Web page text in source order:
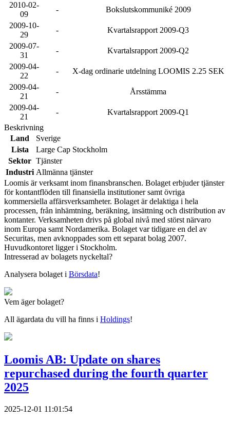
2010-02-
09
-
Bokslutskommuniké 2009
2009-10-
29
-
Kvartalsrapport 2009-Q3
2009-07-
31
-
Kvartalsrapport 2009-Q2
2009-04-
22
-
X-dag ordinarie utdelning LOOMIS 2.25 SEK
2009-04-
21
-
Årsstämma
2009-04-
21
-
Kvartalsrapport 2009-Q1
Beskrivning
Land
Sverige
Lista
Large Cap Stockholm
Sektor Tjänster
Industri Allmänna tjänster
Loomis är verksamt inom finansbranschen. Bolaget erbjuder tjänster
för kontantflöden till finansiella institutioner samt övriga
kommersiella affärsverksamheter. Bolaget är delaktiga i hela
processen, från inhämtning, beräkning, insättning och distribution av
kontanter. Verksamheten drivs på global nivå med störst närvaro
inom Europa samt Nordamerika. Bolaget var tidigare en del av
Securitas, men avknoppades som ett separat bolag 2007.
Huvudkontoret ligger i Stockholm.
Intresserad av bolagets nyckeltal?
Analysera bolaget i Börsdata!
Vem äger bolaget?
All ägardata du vill ha finns i Holdings!
Loomis AB: Update on shares
repurchased during the fourth quarter
2025
2025-12-01 11:01:54